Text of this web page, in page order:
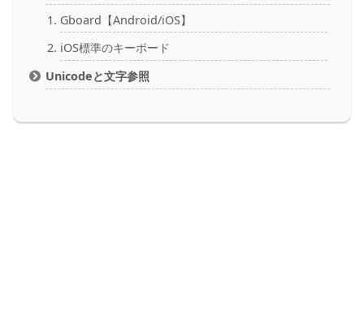
Gboard【Android/iOS】
iOS標準のキーボード
Unicodeと文字参照